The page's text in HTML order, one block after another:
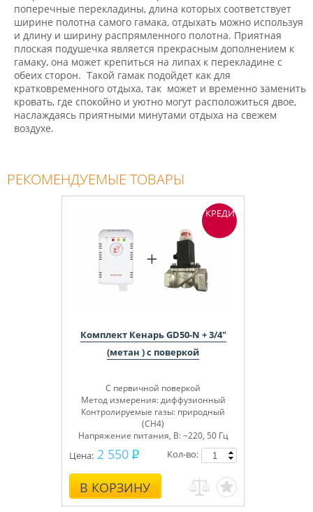
поперечные перекладины, длина которых соответствует
ширине полотна самого гамака, отдыхать можно используя
и длину и ширину распрямленного полотна. Приятная
плоская подушечка является прекрасным дополнением к
гамаку, она может крепиться на липах к перекладине с
обеих сторон. Такой гамак подойдет как для
кратковременного отдыха, так может и временно заменить
кровать, где спокойно и уютно могут расположиться двое,
наслаждаясь приятными минутами отдыха на свежем
воздухе.
РЕКОМЕНДУЕМЫЕ ТОВАРЫ
Комплект Кенарь GD50-N + 3/4"
(метан ) с поверкой
С первичной поверкой
Метод измерения: диффузионный
Контролируемые газы: природный
(СН4)
Напряжение питания, В: ~220, 50 Гц
Цена: 2 550
В КОРЗИНУ
Кол-во:
КРЕДИТ